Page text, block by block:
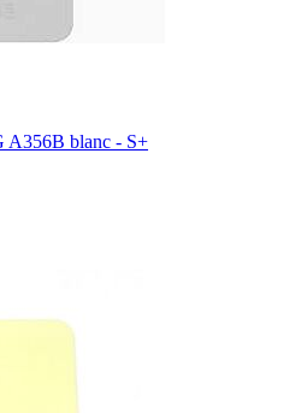
A356B blanc - S+